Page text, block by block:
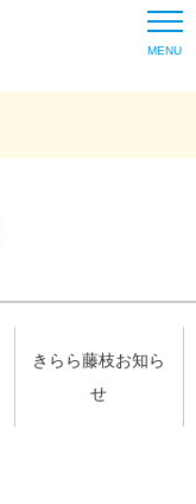
MENU
きらら藤枝お知ら
せ